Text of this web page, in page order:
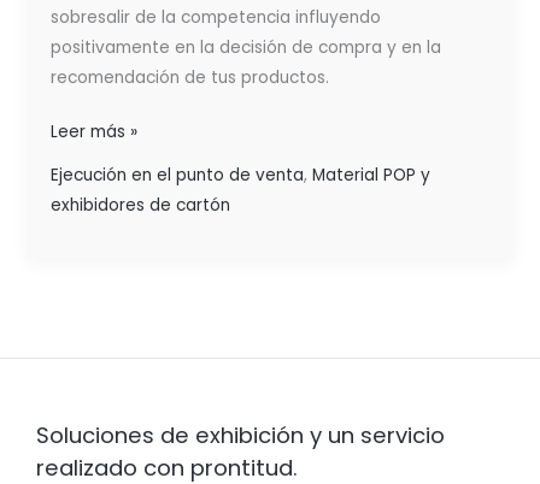
sobresalir de la competencia influyendo
positivamente en la decisión de compra y en la
recomendación de tus productos.
Leer más »
Ejecución en el punto de venta, Material POP y
exhibidores de cartón
Soluciones de exhibición y un servicio
realizado con prontitud.